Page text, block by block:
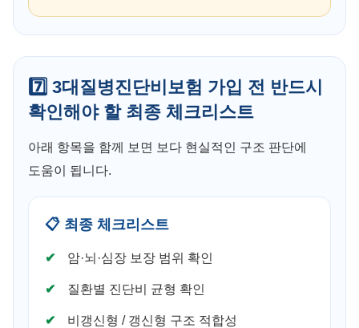
7️⃣ 3대질병진단비보험 가입 전 반드시
확인해야 할 최종 체크리스트
아래 항목을 함께 보면 보다 현실적인 구조 판단에
도움이 됩니다.
📋 최종 체크리스트
암·뇌·심장 보장 범위 확인
질환별 진단비 균형 확인
비갱신형 / 갱신형 구조 적합성